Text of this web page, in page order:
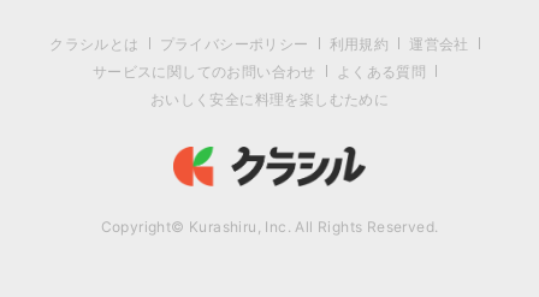
クラシルとは プライバシーポリシー 利用規約
運営会社
サービスに関してのお問い合わせ
よくある質問
おいしく安全に料理を楽しむために
Copyright© Kurashiru, Inc. All Rights Reserved.